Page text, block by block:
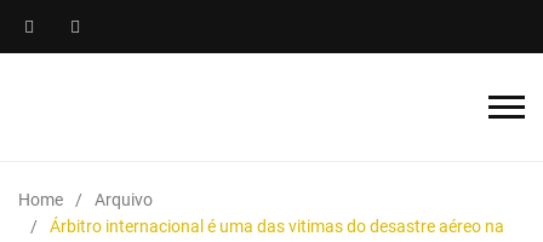
Home
Arquivo
Árbitro internacional é uma das vitimas do desastre aéreo na